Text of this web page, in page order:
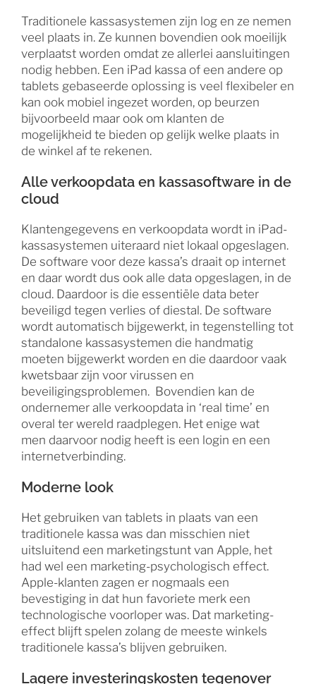
Traditionele kassasystemen zijn log en ze nemen
veel plaats in. Ze kunnen bovendien ook moeilijk
verplaatst worden omdat ze allerlei aansluitingen
nodig hebben. Een iPad kassa of een andere op
tablets gebaseerde oplossing is veel flexibeler en
kan ook mobiel ingezet worden, op beurzen
bijvoorbeeld maar ook om klanten de
mogelijkheid te bieden op gelijk welke plaats in
de winkel af te rekenen.
Alle verkoopdata en kassasoftware in de
cloud
Klantengegevens en verkoopdata wordt in iPad-
kassasystemen uiteraard niet lokaal opgeslagen.
De software voor deze kassa’s draait op internet
en daar wordt dus ook alle data opgeslagen, in de
cloud. Daardoor is die essentiële data beter
beveiligd tegen verlies of diestal. De software
wordt automatisch bijgewerkt, in tegenstelling tot
standalone kassasystemen die handmatig
moeten bijgewerkt worden en die daardoor vaak
kwetsbaar zijn voor virussen en
beveiligingsproblemen. Bovendien kan de
ondernemer alle verkoopdata in ‘real time’ en
overal ter wereld raadplegen. Het enige wat
men daarvoor nodig heeft is een login en een
internetverbinding.
Moderne look
Het gebruiken van tablets in plaats van een
traditionele kassa was dan misschien niet
uitsluitend een marketingstunt van Apple, het
had wel een marketing-psychologisch effect.
Apple-klanten zagen er nogmaals een
bevestiging in dat hun favoriete merk een
technologische voorloper was. Dat marketing-
effect blijft spelen zolang de meeste winkels
traditionele kassa’s blijven gebruiken.
Lagere investeringskosten tegenover